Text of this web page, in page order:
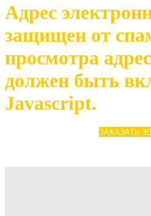
Адрес
защищен от
просмотра
должен быть
Javascript.
ЗАКАЗАТЬ